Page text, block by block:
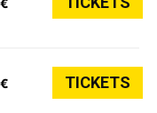
TICKETS